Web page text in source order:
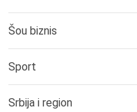
Šou biznis
Sport
Srbija i region